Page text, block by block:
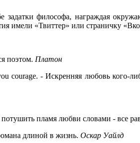
философа, награждая
«Твиттер» или страничку
поэтом. Платон
courage. - Искренняя любовь кого-
пламя любви словами - все
длиной в жизнь. Оскар Уайлд